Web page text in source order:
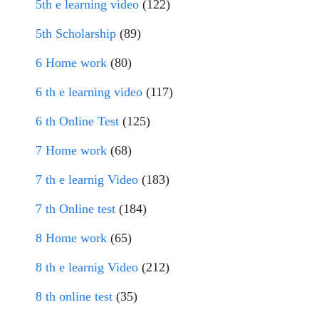
5th e learning video (122)
5th Scholarship (89)
6 Home work (80)
6 th e learning video (117)
6 th Online Test (125)
7 Home work (68)
7 th e learnig Video (183)
7 th Online test (184)
8 Home work (65)
8 th e learnig Video (212)
8 th online test (35)